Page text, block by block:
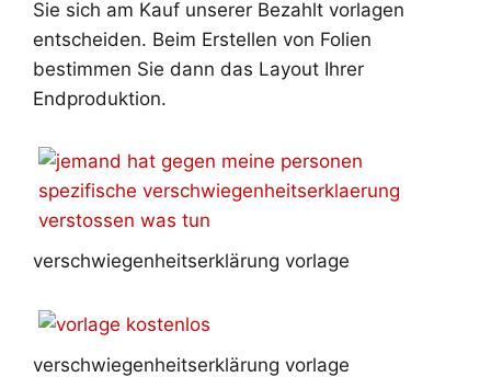
Sie sich am Kauf unserer Bezahlt vorlagen
entscheiden. Beim Erstellen von Folien
bestimmen Sie dann das Layout Ihrer
Endproduktion.
verschwiegenheitserklärung vorlage
verschwiegenheitserklärung vorlage